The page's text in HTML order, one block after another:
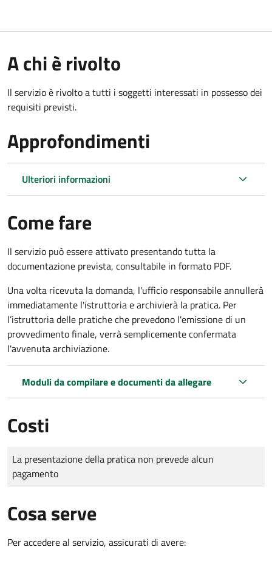
A chi è rivolto
Il servizio è rivolto a tutti i soggetti interessati in possesso dei
requisiti previsti.
Approfondimenti
Ulteriori informazioni
Come fare
Il servizio può essere attivato presentando tutta la
documentazione prevista, consultabile in formato PDF.
Una volta ricevuta la domanda, l'ufficio responsabile annullerà
immediatamente l'istruttoria e archivierà la pratica. Per
l’istruttoria delle pratiche che prevedono l'emissione di un
provvedimento finale, verrà semplicemente confermata
l'avvenuta archiviazione.
Moduli da compilare e documenti da allegare
Costi
Tipo di pagamento
Importo
La presentazione della pratica non prevede alcun
pagamento
Cosa serve
Per accedere al servizio, assicurati di avere: